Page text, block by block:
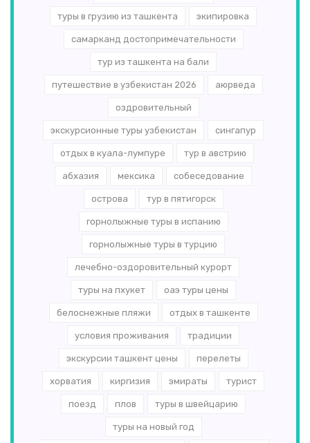
туры в грузию из ташкента экипировка
самарканд достопримечательности
тур из ташкента на бали
путешествие в узбекистан 2026 аюрведа
оздровительный
экскурсионные туры узбекистан сингапур
отдых в куала-лумпуре тур в австрию
абхазия мексика собеседование
острова тур в пятигорск
горнолыжные туры в испанию
горнолыжные туры в турцию
лечебно-оздоровительный курорт
туры на пхукет оаэ туры цены
белоснежные пляжи отдых в ташкенте
условия проживания традиции
экскурсии ташкент цены перелеты
хорватия киргизия эмираты турист
поезд плов туры в швейцарию
туры на новый год